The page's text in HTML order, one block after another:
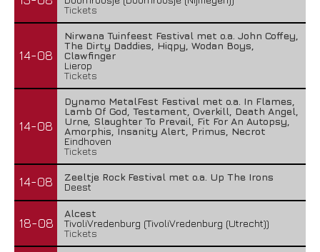
Tickets
14-08
Nirwana Tuinfeest Festival met o.a. John Coffey,
The Dirty Daddies, Hiqpy, Wodan Boys,
Clawfinger
Lierop
Tickets
14-08
Dynamo MetalFest Festival met o.a. In Flames,
Lamb Of God, Testament, Overkill, Death Angel,
Urne, Slaughter To Prevail, Fit For An Autopsy,
Amorphis, Insanity Alert, Primus, Necrot
Eindhoven
Tickets
14-08
Zeeltje Rock Festival met o.a. Up The Irons
Deest
18-08
Alcest
TivoliVredenburg (TivoliVredenburg (Utrecht))
Tickets